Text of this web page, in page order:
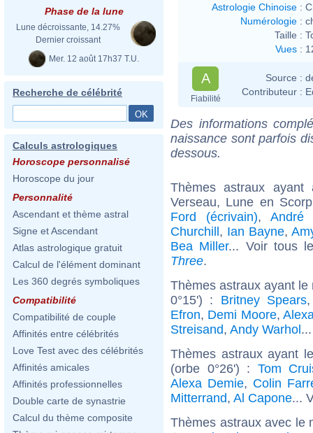
Phase de la lune
Lune décroissante, 14.27%
Dernier croissant
Mer. 12 août 17h37 T.U.
Recherche de célébrité
Calculs astrologiques
Horoscope personnalisé
Horoscope du jour
Personnalité
Ascendant et thème astral
Signe et Ascendant
Atlas astrologique gratuit
Calcul de l'élément dominant
Les 360 degrés symboliques
Compatibilité
Compatibilité de couple
Affinités entre célébrités
Love Test avec des célébrités
Affinités amicales
Affinités professionnelles
Double carte de synastrie
Calcul du thème composite
Astrologie Chinoise :
Numérologie :
Taille :
Vues :
A
Fiabilité
Source :
Contributeur :
Des informations
naissance sont parfois
dessous.
Thèmes astraux
Verseau, Lune en
Ford (écrivain), André
Churchill, Ian Bayne,
Bea Miller... Voir tous
Three.
Thèmes astraux ayant
0°15') : Britney Spears
Efron, Demi Moore,
Streisand, Andy Warhol
Thèmes astraux ayant
(orbe 0°26') : Tom
Alexa Demie, Colin
Mitterrand, Al Capone...
Thèmes astraux avec le